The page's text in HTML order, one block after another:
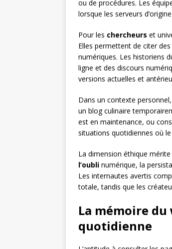
ou de procédures. Les
lorsque les serveurs
Pour les chercheurs et
Elles permettent de citer
numériques. Les historiens
ligne et des discours
versions actuelles et
Dans un contexte
un blog culinaire
est en maintenance, ou
situations quotidiennes où le
La dimension éthique
l’oubli numérique, la
Les internautes avertis
totale, tandis que les
La mémoire
quotidienne